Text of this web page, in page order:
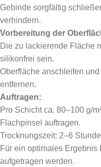
Gebinde sorgfältig
verhindern.
Vorbereitung der
Die zu lackierende Fläche
silikonfrei sein.
Oberfläche anschleifen
entfernen.
Auftragen:
Pro Schicht ca. 80–100 g/
Flachpinsel auftragen.
Trocknungszeit: 2–6
Für ein optimales
aufgetragen werden.